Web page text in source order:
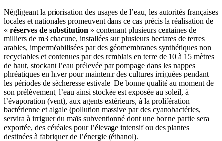
Négligeant la priorisation des usages de l’eau, les autorités françaises
locales et nationales promeuvent dans ce cas précis la réalisation de
« réserves de substitution » contenant plusieurs centaines de
milliers de m3 chacune, installées sur plusieurs hectares de terres
arables, imperméabilisées par des géomembranes synthétiques non
recyclables et contenues par des remblais en terre de 10 à 15 mètres
de haut, stockant l’eau prélevée par pompage dans les nappes
phréatiques en hiver pour maintenir des cultures irriguées pendant
les périodes de sécheresse estivale. De bonne qualité au moment de
son prélèvement, l’eau ainsi stockée est exposée au soleil, à
l’évaporation (vent), aux agents extérieurs, à la prolifération
bactérienne et algale (pollution massive par des cyanobactéries,
servira à irriguer du maïs subventionné dont une bonne partie sera
exportée, des céréales pour l’élevage intensif ou des plantes
destinées à fabriquer de l’énergie (éthanol).